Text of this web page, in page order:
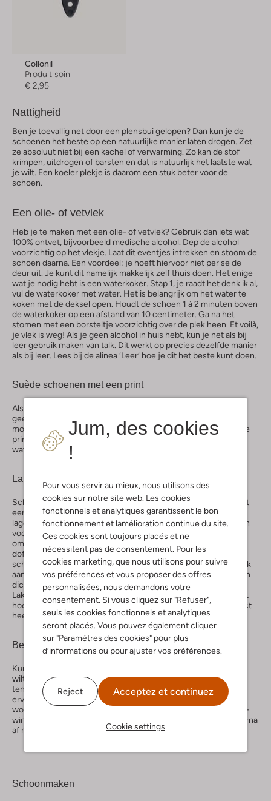
Jum, des cookies
!
Pour vous servir au mieux, nous utilisons des
cookies sur notre site web. Les cookies
fonctionnels et analytiques garantissent le bon
fonctionnement et lamélioration continue du site.
Ces cookies sont toujours placés et ne
nécessitent pas de consentement. Pour les
cookies marketing, que nous utilisons pour suivre
vos préférences et vous proposer des offres
personnalisées, nous demandons votre
consentement. Si vous cliquez sur "Refuser",
seuls les cookies fonctionnels et analytiques
seront placés. Vous pouvez également cliquer
sur "Paramètres des cookies" pour plus
d’informations ou pour ajuster vos préférences.
Reject Acceptez et continuez
Cookie settings
Collonil
Produit soin
€ 2,95
Nattigheid
Ben je toevallig net door een plensbui gelopen? Dan kun je de
schoenen het beste op een natuurlijke manier laten drogen. Zet
ze absoluut niet bij een kachel of verwarming. Zo kan de stof
krimpen, uitdrogen of barsten en dat is natuurlijk het laatste wat
je wilt. Een koeler plekje is daarom een stuk beter voor de
schoen.
Een olie- of vetvlek
Heb je te maken met een olie- of vetvlek? Gebruik dan iets wat
100% ontvet, bijvoorbeeld medische alcohol. Dep de alcohol
voorzichtig op het vlekje. Laat dit eventjes intrekken en stoom de
schoen daarna. Een voordeel: je hoeft hiervoor niet per se de
deur uit. Je kunt dit namelijk makkelijk zelf thuis doen. Het enige
wat je nodig hebt is een waterkoker. Stap 1, je raadt het denk ik al,
vul de waterkoker met water. Het is belangrijk om het water te
koken met de deksel open. Houdt de schoen 1 à 2 minuten boven
de waterkoker op een afstand van 10 centimeter. Ga na het
stomen met een borsteltje voorzichtig over de plek heen. Et voilà,
je vlek is weg! Als je geen alcohol in huis hebt, kun je net als bij
leer gebruik maken van talk. Dit werkt op precies dezelfde manier
als bij leer. Lees bij de alinea ‘Leer’ hoe je dit het beste kunt doen.
Suède schoenen met een print
Als je suède schoenen een printje bevatten, gebruik dan liever
geen kleurverzorging. Zo houd je de kleur van de print net zo
mooi als bij jullie eerste ontmoeting. Het is wel een must om de
prints van tevoren goed in te sprayen ter bescherming tegen
water en vuil met een impregneerspray.
Lakleer
Schoenen van lakzijn in de basis van leer, maar zijn bedekt met
een speciale coating. Deze coating bestaat uit verschillende
lagen zoals vernis en lak. Een combinatie van deze twee zorgen
voor de kenmerkende shine van lakschoenen. Het is belangrijk
om lakleer goed te verzorgen, zodat je geen scheurtjes of
dofheid krijgt; dat is natuurlijk het allerlaatste wat je wilt. Een
scheurtje in het lakleer van je favoriete lakschoenen staat gelijk
aan een scheur in je hart. Handig weetje: omdat de coating een
dichte structuur heeft, neemt het materiaal geen vocht op.
Lakleer is één van de weinige materialen die dus niet behandelt
hoeft te worden met sprays, omdat dit gewoonweg geen effect
heeft.
Beschermen
Kun je jouw lakliefdes dan niet verder beschermen? Jawel! Je
wilt natuurlijk wel dat ze hun glans behouden. Daar ben je
tenslotte op gevallen. Lakmousse is de oplossing. Het zorgt
ervoor dat de elasticiteit en de glans van het lak behouden
worden, wat de kans op scheurtjes ook meteen verkleind. Win-
win dus. Gebruik de mousse met een sponsje en veeg het daarna
af met een doek.
Schoonmaken